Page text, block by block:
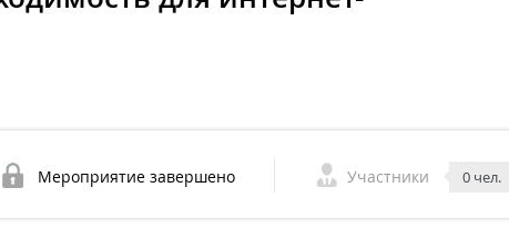
Мероприятие завершено Участники 0 чел.